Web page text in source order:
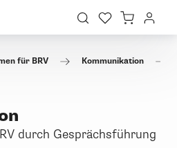
für BRV Kommunikation
durch Gesprächsführung